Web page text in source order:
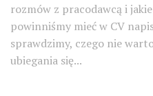
rozmów z pracodawcą i
powinniśmy mieć w CV
sprawdzimy, czego nie
ubiegania się...